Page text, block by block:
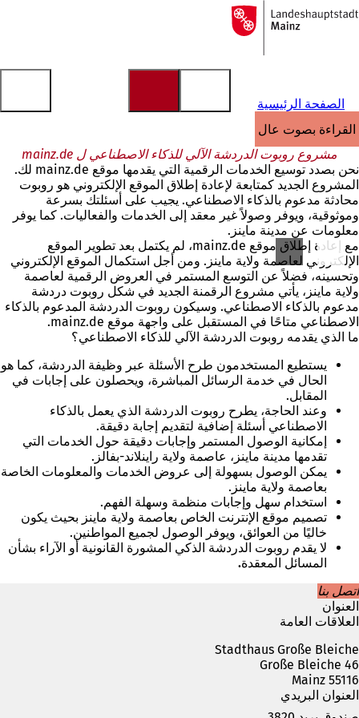
الانتقال إلى المحتوى
إلى
الصفحة
الصفحة الرئيسية
القراءة بصوت عالٍ
مشروع روبوت الدردشة الآلي للذكاء الاصطناعي ل mainz.de
نحن بصدد توسيع الخدمات الرقمية التي يقدمها موقع mainz.de لك.
المشروع الجديد كمتابعة لإعادة إطلاق الموقع الإلكتروني هو روبوت
محادثة مدعوم بالذكاء الاصطناعي. يجيب على أسئلتك بسرعة
وموثوقية، ويوفر وصولاً غير معقد إلى الخدمات والفعاليات. كما يوفر
معلومات عن مدينة ماينز.
مع إعادة إطلاق موقع mainz.de، لم يكتمل بعد تطوير الموقع
الإلكتروني لعاصمة ولاية ماينز. ومن أجل استكمال الموقع الإلكتروني
وتحسينه، فضلاً عن التوسع المستمر في العروض الرقمية لعاصمة
ولاية ماينز، يأتي مشروع الرقمنة الجديد في شكل روبوت دردشة
مدعوم بالذكاء الاصطناعي. وسيكون روبوت الدردشة المدعوم بالذكاء
الاصطناعي متاحًا في المستقبل على واجهة موقع mainz.de.
ما الذي يقدمه روبوت الدردشة الآلي للذكاء الاصطناعي؟
يستطيع المستخدمون طرح الأسئلة عبر وظيفة الدردشة، كما هو
الحال في خدمة الرسائل المباشرة، ويحصلون على إجابات في
المقابل.
وعند الحاجة، يطرح روبوت الدردشة الذي يعمل بالذكاء
الاصطناعي أسئلة إضافية لتقديم إجابة دقيقة.
إمكانية الوصول المستمر وإجابات دقيقة حول الخدمات التي
تقدمها مدينة ماينز، عاصمة ولاية راينلاند-بفالز.
يمكن الوصول بسهولة إلى عروض الخدمات والمعلومات الخاصة
بعاصمة ولاية ماينز.
استخدام سهل وإجابات منظمة وسهلة الفهم.
تصميم موقع الإنترنت الخاص بعاصمة ولاية ماينز بحيث يكون
خاليًا من العوائق، ويوفر الوصول لجميع المواطنين.
لا يقدم روبوت الدردشة الذكي المشورة القانونية أو الآراء بشأن
المسائل المعقدة.
اتصل بنا
العنوان
العلاقات العامة
Stadthaus Große Bleiche
Große Bleiche 46
55116 Mainz
العنوان البريدي